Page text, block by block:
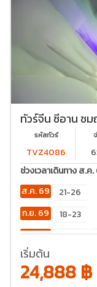
ทัวร์จีน ซีอาน ช
รหัสทัวร์
TVZ4086
ช่วงเวลาเดินทาง ส.
ส.ค. 69
21-26
ก.ย. 69
18-23
ต.ค. 69
02-
พ.ย. 69
20-
เริ่มต้น
24,888 ฿